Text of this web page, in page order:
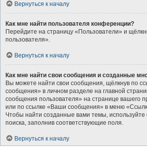
Вернуться к началу
Как мне найти пользователя конференции?
Перейдите на страницу «Пользователи» и
пользователя».
Вернуться к началу
Как мне найти свои сообщения и созданные
Вы можете найти свои сообщения, щёлкнув по
сообщения» в личном разделе на главной
сообщения пользователя» на странице вашего
или по ссылке «Ваши сообщения» в меню
Чтобы найти созданные вами темы,
поиска, заполнив соответствующие поля.
Вернуться к началу